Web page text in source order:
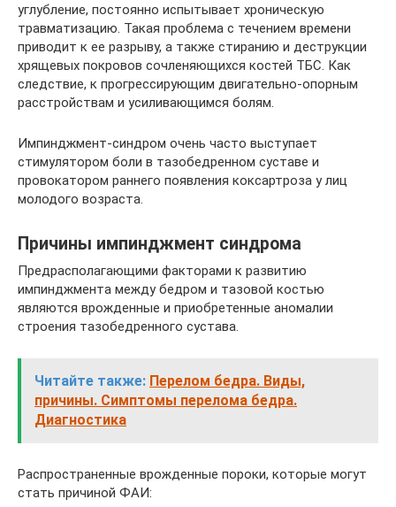
углубление, постоянно испытывает хроническую
травматизацию. Такая проблема с течением времени
приводит к ее разрыву, а также стиранию и деструкции
хрящевых покровов сочленяющихся костей ТБС. Как
следствие, к прогрессирующим двигательно-опорным
расстройствам и усиливающимся болям.
Импинджмент-синдром очень часто выступает
стимулятором боли в тазобедренном суставе и
провокатором раннего появления коксартроза у лиц
молодого возраста.
Причины импинджмент синдрома
Предрасполагающими факторами к развитию
импинджмента между бедром и тазовой костью
являются врожденные и приобретенные аномалии
строения тазобедренного сустава.
Читайте также: Перелом бедра. Виды,
причины. Симптомы перелома бедра.
Диагностика
Распространенные врожденные пороки, которые могут
стать причиной ФАИ: